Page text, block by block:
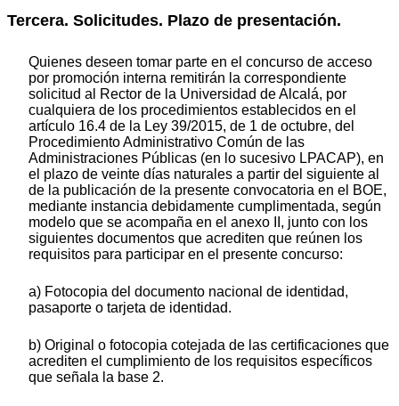
Tercera. Solicitudes. Plazo de presentación.
Quienes deseen tomar parte en el concurso de acceso
por promoción interna remitirán la correspondiente
solicitud al Rector de la Universidad de Alcalá, por
cualquiera de los procedimientos establecidos en el
artículo 16.4 de la Ley 39/2015, de 1 de octubre, del
Procedimiento Administrativo Común de las
Administraciones Públicas (en lo sucesivo LPACAP), en
el plazo de veinte días naturales a partir del siguiente al
de la publicación de la presente convocatoria en el BOE,
mediante instancia debidamente cumplimentada, según
modelo que se acompaña en el anexo II, junto con los
siguientes documentos que acrediten que reúnen los
requisitos para participar en el presente concurso:
a) Fotocopia del documento nacional de identidad,
pasaporte o tarjeta de identidad.
b) Original o fotocopia cotejada de las certificaciones que
acrediten el cumplimiento de los requisitos específicos
que señala la base 2.